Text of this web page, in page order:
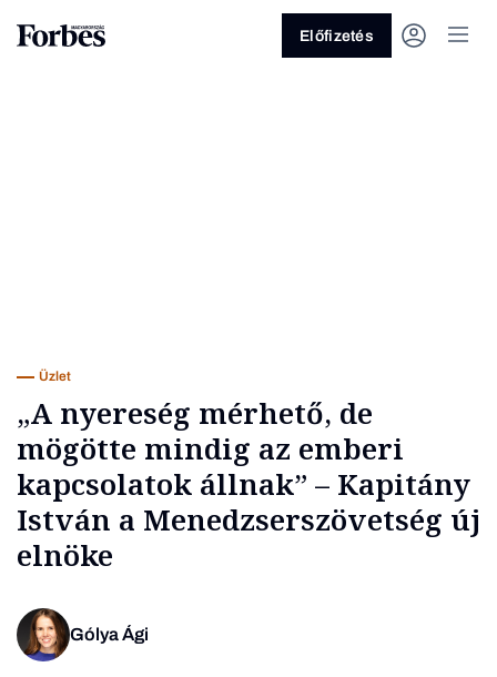
Előfizetés
Üzlet
„A nyereség mérhető, de
mögötte mindig az emberi
kapcsolatok állnak” – Kapitány
István a Menedzserszövetség új
elnöke
Gólya Ági